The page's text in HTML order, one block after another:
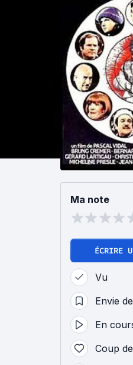
Ma note
ÉCRIRE
Vu
Envie
En
Coup